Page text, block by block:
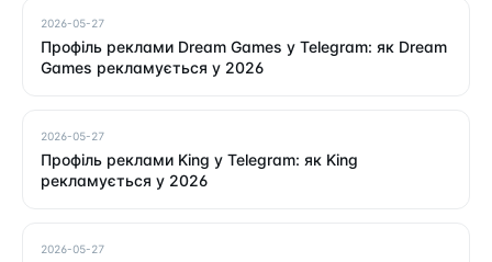
2026-05-27
Профіль реклами Dream Games у Telegram: як Dream
Games рекламується у 2026
2026-05-27
Профіль реклами King у Telegram: як King
рекламується у 2026
2026-05-27